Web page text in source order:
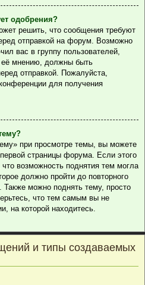
одобрения?
решить, что сообщения требуют
отправкой на форум. Возможно
вас в группу пользователей,
её мнению, должны быть
отправкой. Пожалуйста,
для получения
при просмотре темы, вы можете
страницы форума. Если этого
что возможность поднятия тем могла
должно пройти до повторного
можно поднять тему, просто
что тем самым вы не
на которой находитесь.
и типы создаваемых